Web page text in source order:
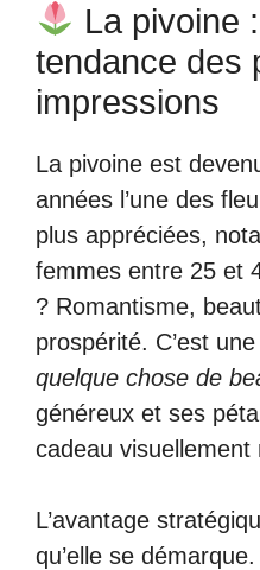
La pivoine
tendance des
impressions
La pivoine est
années l’une des
plus appréciées,
femmes entre 25 et
? Romantisme,
prospérité. C’est
quelque chose de
généreux et ses
cadeau visuellement
L’avantage
qu’elle se